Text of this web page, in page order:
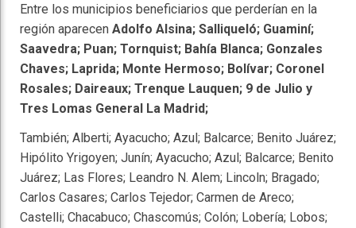
Entre los municipios beneficiarios que perderían en la
región aparecen Adolfo Alsina; Salliqueló; Guaminí;
Saavedra; Puan; Tornquist; Bahía Blanca; Gonzales
Chaves; Laprida; Monte Hermoso; Bolívar; Coronel
Rosales; Daireaux; Trenque Lauquen; 9 de Julio y
Tres Lomas General La Madrid;
También; Alberti; Ayacucho; Azul; Balcarce; Benito Juárez;
Hipólito Yrigoyen; Junín; Ayacucho; Azul; Balcarce; Benito
Juárez; Las Flores; Leandro N. Alem; Lincoln; Bragado;
Carlos Casares; Carlos Tejedor; Carmen de Areco;
Castelli; Chacabuco; Chascomús; Colón; Lobería; Lobos;